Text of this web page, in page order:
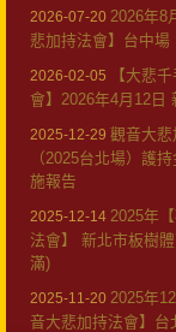
2026-07-20 2026年8
悲加持法會】台中場
2026-02-05
【大悲
會】2026年4月12日
2025-12-29 觀音大悲
（2025台北場）護
施報告
2025-12-14 2025年
法會】 新北市板樹
滿)
2025-11-20 2025年
音大悲加持法會】台